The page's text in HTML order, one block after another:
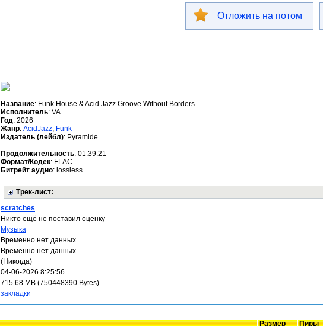
Отложить на потом
Название: Funk House & Acid Jazz Groove Without Borders
Исполнитель: VA
Год: 2026
Жанр: AcidJazz, Funk
Издатель (лейбл): Pyramide
Продолжительность: 01:39:21
Формат/Кодек: FLAC
Битрейт аудио: lossless
Трек-лист:
scratches
Никто ещё не поставил оценку
Музыка
Временно нет данных
Временно нет данных
(Никогда)
04-06-2026 8:25:56
715.68 MB (750448390 Bytes)
закладки
Размер Пиры